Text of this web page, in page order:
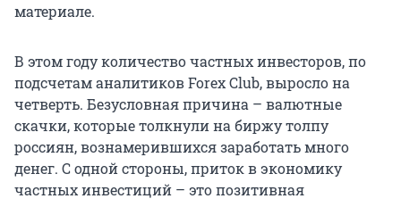
материале.
В этом году количество частных инвесторов, по
подсчетам аналитиков Forex Club, выросло на
четверть. Безусловная причина – валютные
скачки, которые толкнули на биржу толпу
россиян, вознамерившихся заработать много
денег. С одной стороны, приток в экономику
частных инвестиций – это позитивная